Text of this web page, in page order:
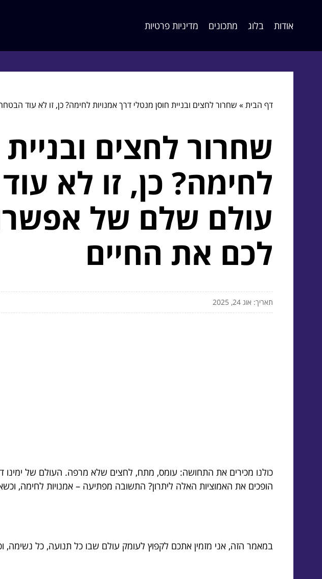
אודות בלוג מתכונים מדיניות פרטיות
דף הבית» שחרור לחצים ובניית חוסן מנטלי דרך אמנויות לחימה? כן, זו לא עוד
שחרור לחצים
לחימה? כן, זו לא
עולם שלם של
לכם את החיים
תאריך: אוג 24, 2025
כולנו מכירים את התחושה: עומס, מתח, לחצים שלא מרפה. העולם של ימינו
הופכים את האמוציות האלה ליתרון? התשובה מפתיעה – אמנויות לחימה,
במאמר הזה, אני מזמין אתכם לקפוץ לעומק עולם שבו כל תנועה, כל נשימה,